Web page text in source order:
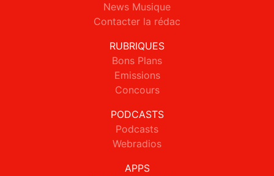
News Musique
Contacter la rédac
RUBRIQUES
Bons Plans
Emissions
Concours
PODCASTS
Podcasts
Webradios
APPS